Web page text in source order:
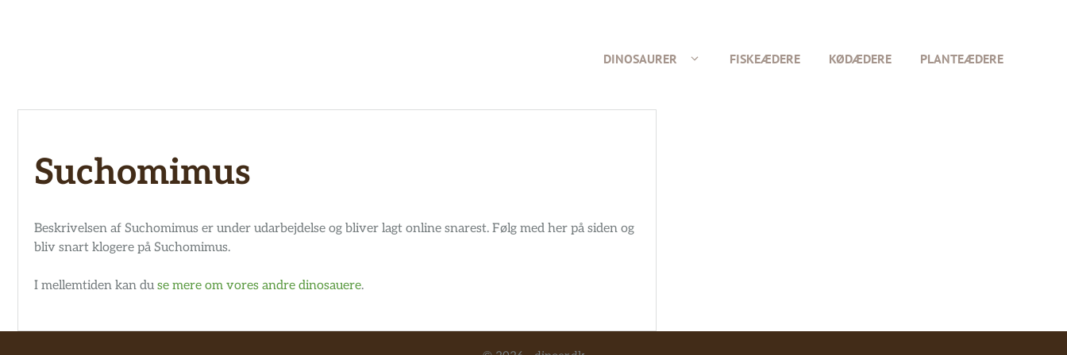
DINOSAURER FISKEÆDERE KØDÆDERE PLANTEÆDERE
Suchomimus
Beskrivelsen af Suchomimus er under udarbejdelse og bliver lagt online snarest. Følg med her på siden og
bliv snart klogere på Suchomimus.
I mellemtiden kan du se mere om vores andre dinosauere.